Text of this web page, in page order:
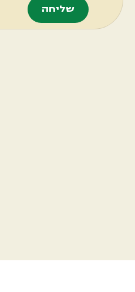
שליחה